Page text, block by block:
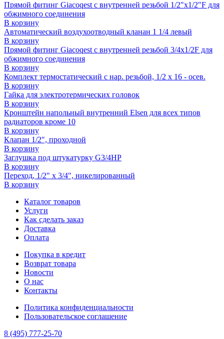
Прямой фитинг Giacoqest с внутренней резьбой 1/2"x1/2"F для
обжимного соединения
В корзину
Автоматический воздухоотводный кланан 1 1/4 левый
В корзину
Прямой фитинг Giacoqest с внутренней резьбой 3/4x1/2F для
обжимного соединения
В корзину
Комплект термостатический с нар. резьбой, 1/2 x 16 - осев.
В корзину
Гайка для электротермических головок
В корзину
Кронштейн напольный внутренний Elsen для всех типов
радиаторов кроме 10
В корзину
Клапан 1/2", проходной
В корзину
Заглушка под штукатурку G3/4НР
В корзину
Переход, 1/2" х 3/4", никелированный
В корзину
Каталог товаров
Услуги
Как сделать заказ
Доставка
Оплата
Покупка в кредит
Возврат товара
Новости
О нас
Контакты
Политика конфиденциальности
Пользовательское соглашение
8 (495) 777-25-70